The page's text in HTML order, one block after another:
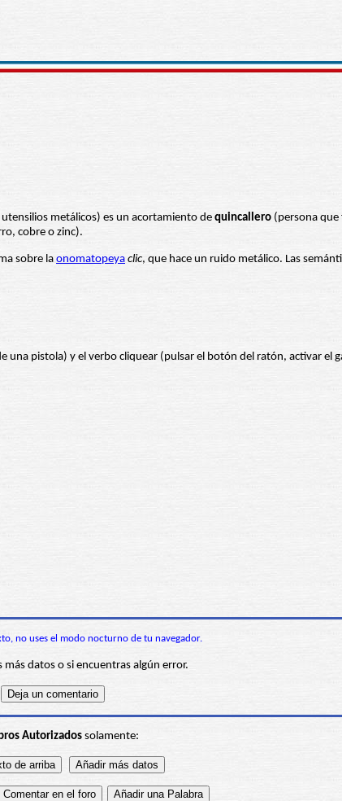
metálicos) es un acortamiento de quincallero (persona que
cobre o zinc).
sobre laonomatopeya clic, que hace un ruido metálico. Las
una pistola) y el verbo cliquear (pulsar el botón del ratón, activar el
no uses el modo nocturno de tu navegador.
más datos o si encuentras algún error.
Autorizadossolamente: